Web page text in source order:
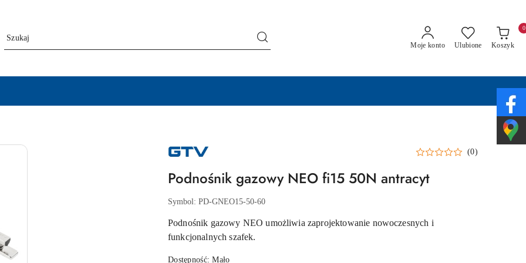
Moje konto Ulubione Koszyk
0
NAZWA
PRODUCENTA:
(0)
Podnośnik gazowy NEO fi15 50N antracyt
Symbol: PD-GNEO15-50-60
Podnośnik gazowy NEO umożliwia zaprojektowanie nowoczesnych i
funkcjonalnych szafek.
Dostępność:Mało